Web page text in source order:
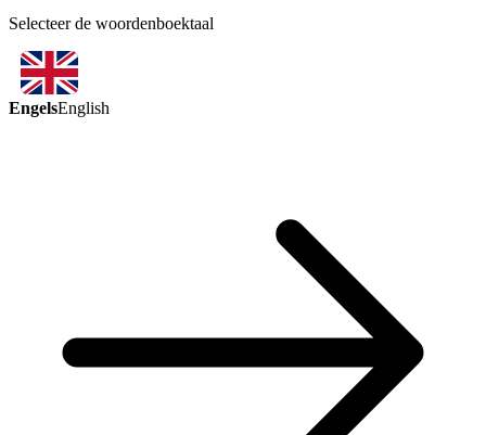
Selecteer de woordenboektaal
EngelsEnglish